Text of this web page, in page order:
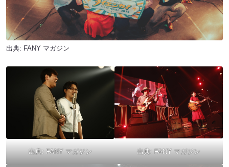
出典: FANY マガジン
出典: FANY マガジン 出典: FANY マガジン